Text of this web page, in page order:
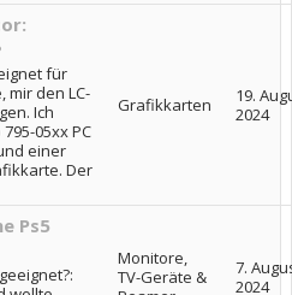
für
mir den LC-
Ich
05xx PC
einer
Der
Grafikkarten
19.
2024
Ps5
Monitore,
TV-Geräte &
7.
2024